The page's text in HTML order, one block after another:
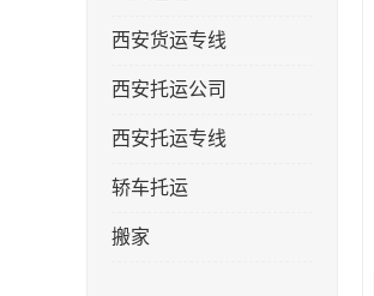
西安货运专线
西安托运公司
西安托运专线
轿车托运
搬家